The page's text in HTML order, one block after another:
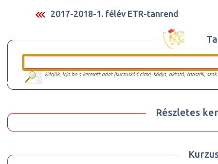
2017-2018-1. félév ETR-tanrend
Kérjük, írja be a keresett adat (kurzuskód címe, kódja, oktató, tanszék,
Részletes